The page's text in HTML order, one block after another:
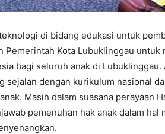
di bidang edukasi untuk
Pemerintah Kota Lubuklinggau untuk
bagi seluruh anak di
sejalan dengan kurikulum nasional
Masih dalam suasana perayaan
pemenuhan hak anak dalam hal